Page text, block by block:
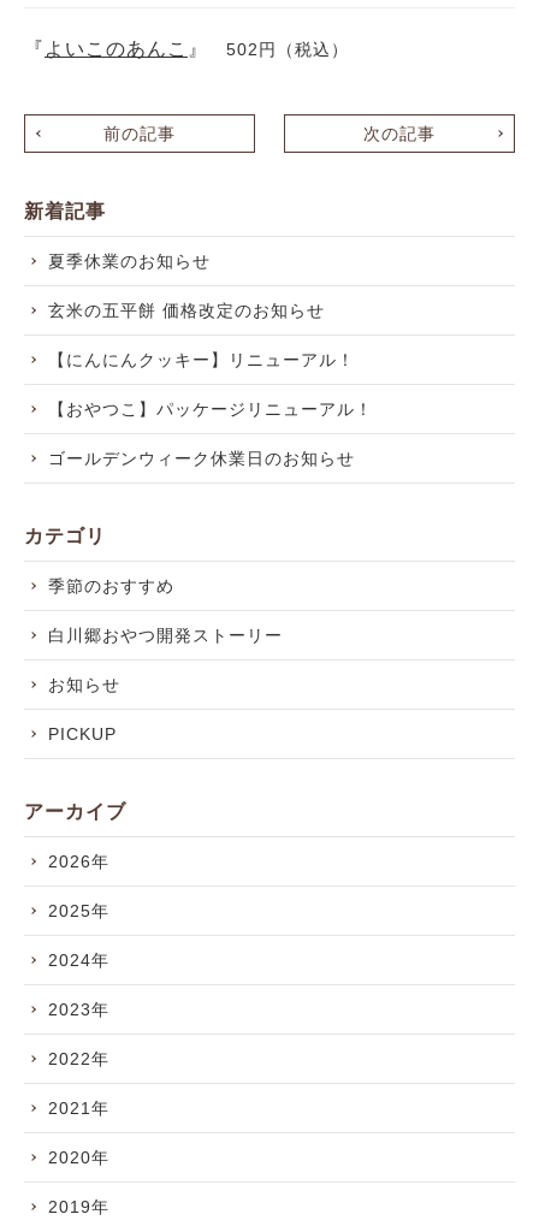
『 よいこのあんこ 』 502円（税込）
前の記事 次の記事
新着記事
夏季休業のお知らせ
玄米の五平餅 価格改定のお知らせ
【にんにんクッキー】リニューアル！
【おやつこ】パッケージリニューアル！
ゴールデンウィーク休業日のお知らせ
カテゴリ
季節のおすすめ
白川郷おやつ開発ストーリー
お知らせ
PICKUP
アーカイブ
2026年
2025年
2024年
2023年
2022年
2021年
2020年
2019年